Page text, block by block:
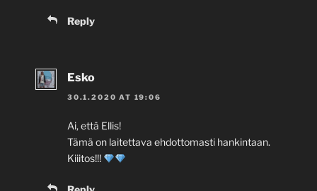
Reply
Esko
30.1.2020 AT 19:06
Ai, että Ellis!
Tämä on laitettava ehdottomasti hankintaan.
Kiiitos!!!